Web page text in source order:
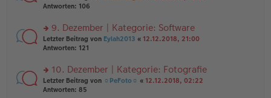
g
er
tr
a
g
el
e
n
er
tr
a
g
te
n
g
el
e
n
er
Antworten: 106
rs
te
n
g
el
9. Dezember | Kategorie: Software
Letzter Beitrag von Eylah2013 « 12.12.2018, 21:00
Antworten: 121
rs
te
10. Dezember | Kategorie: Fotografie
Letzter Beitrag von ☼PeFoto☼ « 12.12.2018, 02:22
Antworten: 85